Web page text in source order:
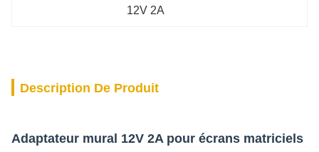
12V 2A
Description De Produit
Adaptateur mural 12V 2A pour écrans matriciels